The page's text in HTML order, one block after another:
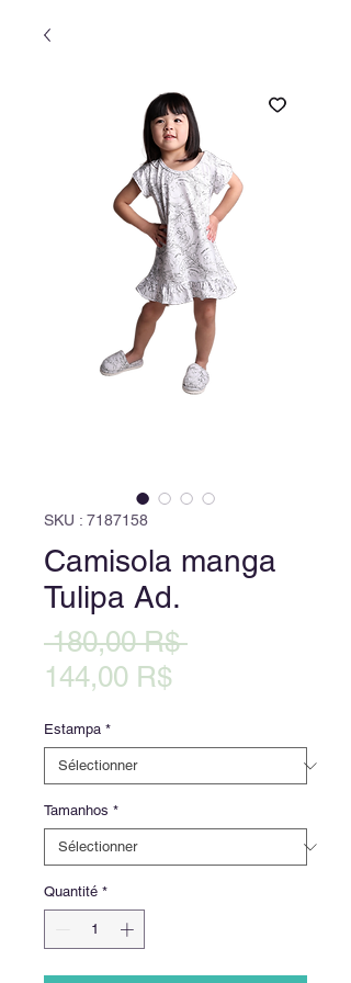
SKU : 7187158
Camisola manga
Tulipa Ad.
180,00 R$ Prix
144,00 R$Prix
Estampa *
Tamanhos *
Quantité *